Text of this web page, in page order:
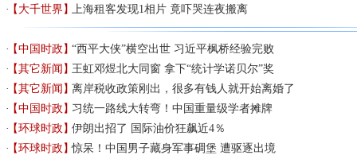
【大千世界】上海租客发现1相片 竟吓哭连夜搬离
【中国时政】“西平大侠”横空出世 习近平枫桥经验完败
【其它新闻】王虹邓煜北大同窗 拿下“统计学诺贝尔”奖
【其它新闻】离岸税收政策刚出，很多有钱人就开始离婚了
【中国时政】习统一路线大转弯！中国重量级学者摊牌
【环球时政】伊朗出招了 国际油价狂飙近4％
【环球时政】惊呆！中国男子藏身军事碉堡 遭驱逐出境